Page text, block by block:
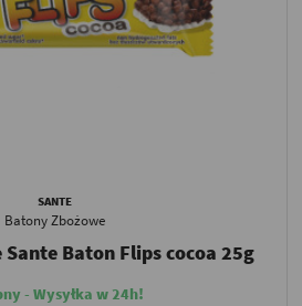
SANTE
Batony Zbożowe
Baton Flips cocoa 25g
- Wysyłka w 24h!